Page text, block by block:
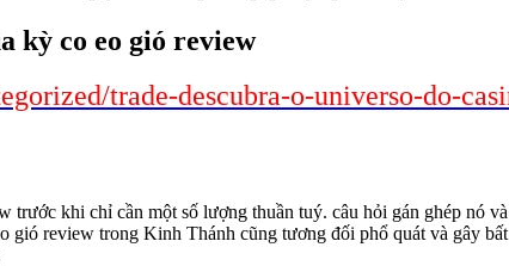
kỳ co eo gió review
trade-descubra-o-universo-do-
trước khi chỉ cần một số lượng thuần tuý. câu hỏi gán ghép nó
review trong Kinh Thánh cũng tương đối phổ quát và gây